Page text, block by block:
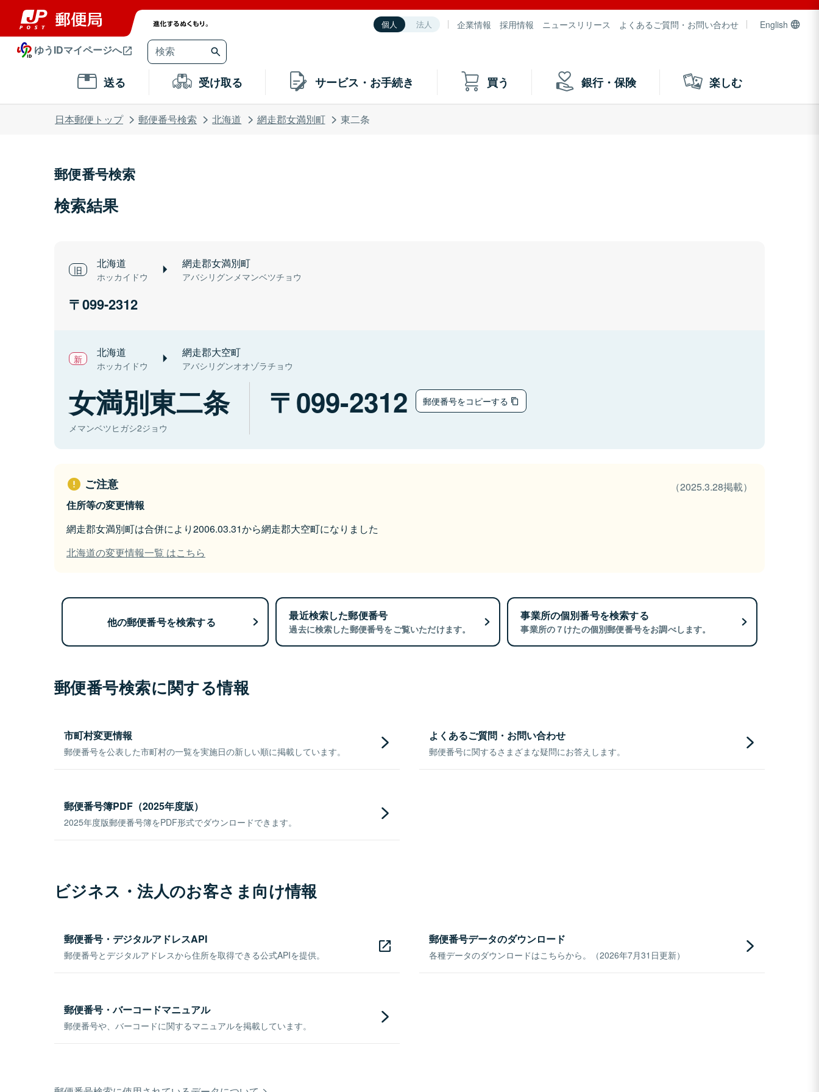
個人 法人 企業情報 採用情報 ニュースリリース よくあるご質問・お問い合わせ English
ゆうIDマイページへ
送る 受け取る サービス・お手続き 買う 銀行・保険 楽しむ
日本郵便トップ 郵便番号検索 北海道 網走郡女満別町 東二条
郵便番号検索
検索結果
北海道
ホッカイドウ
網走郡女満別町
アバシリグンメマンベツチョウ
099-2312
北海道
ホッカイドウ
網走郡大空町
アバシリグンオオゾラチョウ
女満別東二条
メマンベツヒガシ2ジョウ
099-2312 郵便番号をコピーする
ご注意
（2025.3.28掲載）
住所等の変更情報
網走郡女満別町は合併により2006.03.31から網走郡大空町になりました
北海道の変更情報一覧 はこちら
他の郵便番号を検索する 最近検索した郵便番号
過去に検索した郵便番号をご覧いただけます。
事業所の個別番号を検索する
事業所の７けたの個別郵便番号をお調べします。
郵便番号検索に関する情報
市町村変更情報
郵便番号を公表した市町村の一覧を実施日の新しい順に掲載しています。
よくあるご質問・お問い合わせ
郵便番号に関するさまざまな疑問にお答えします。
郵便番号簿PDF（2025年度版）
2025年度版郵便番号簿をPDF形式でダウンロードできます。
ビジネス・法人のお客さま向け情報
郵便番号・デジタルアドレスAPI
郵便番号とデジタルアドレスから住所を取得できる公式APIを提供。
郵便番号データのダウンロード
各種データのダウンロードはこちらから。（2026年7月31日更新）
郵便番号・バーコードマニュアル
郵便番号や、バーコードに関するマニュアルを掲載しています。